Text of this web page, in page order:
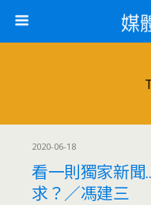
媒
2020-06-18
看一則獨家新
求？／馮建三